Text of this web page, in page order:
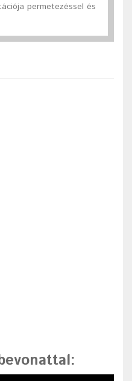
permetezéssel és
: